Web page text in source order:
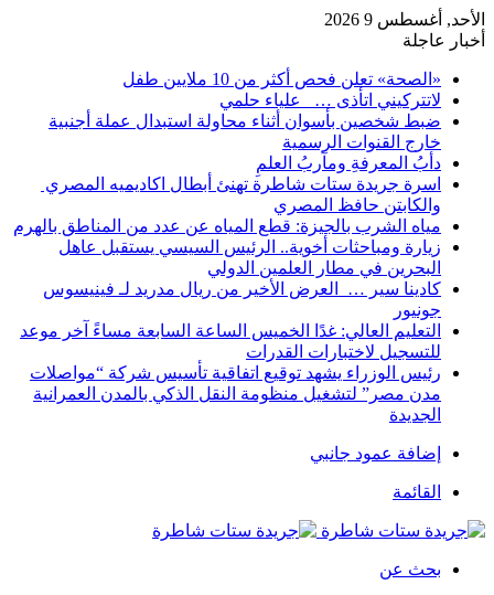
الأحد, أغسطس 9 2026
أخبار عاجلة
«الصحة» تعلن فحص أكثر من 10 ملايين طفل
لاتتركيني اتأذى … علياء حلمي
ضبط شخصين بأسوان أثناء محاولة استبدال عملة أجنبية
خارج القنوات الرسمية
دأبُ المعرفةِ ومآربُ العلمِ
اسرة جريدة ستات شاطرة تهنئ أبطال اكاديميه المصري
والكابتن حافظ المصري
مياه الشرب بالجيزة: قطع المياه عن عدد من المناطق بالهرم
زيارة ومباحثات أخوية.. الرئيس السيسي يستقبل عاهل
البحرين في مطار العلمين الدولي
كادينا سير … العرض الأخير من ريال مدريد لـ فينيسوس
جونيور
التعليم العالي: غدًا الخميس الساعة السابعة مساءً آخر موعد
للتسجيل لاختبارات القدرات
رئيس الوزراء يشهد توقيع اتفاقية تأسيس شركة “مواصلات
مدن مصر” لتشغيل منظومة النقل الذكي بالمدن العمرانية
الجديدة
إضافة عمود جانبي
القائمة
بحث عن